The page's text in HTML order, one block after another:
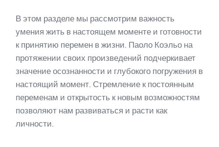
В этом разделе мы рассмотрим важность
умения жить в настоящем моменте и готовности
к принятию перемен в жизни. Паоло Коэльо на
протяжении своих произведений подчеркивает
значение осознанности и глубокого погружения в
настоящий момент. Стремление к постоянным
переменам и открытость к новым возможностям
позволяют нам развиваться и расти как
личности.